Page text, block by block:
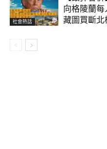
社會熱話
向格陵蘭
藏圖買斷北